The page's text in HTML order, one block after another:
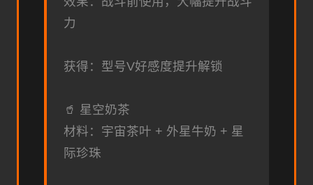
力
获得：型号V好感度提升解锁
🥤 星空奶茶
材料：宇宙茶叶 + 外星牛奶 + 星
际珍珠